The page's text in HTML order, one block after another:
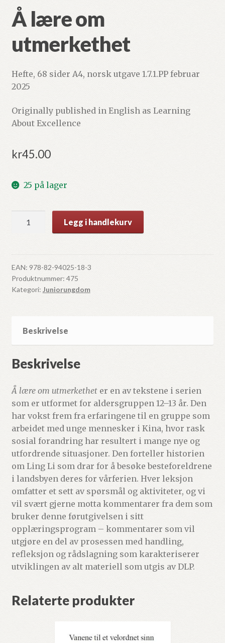
Å lære om
utmerkethet
Hefte, 68 sider A4, norsk utgave 1.7.1.PP februar
2025
Originally published in English as Learning
About Excellence
kr45.00
25 på lager
utmerkethet
antall
Legg i handlekurv
EAN: 978-82-94025-18-3
Produktnummer: 475
Kategori: Juniorungdom
Beskrivelse
Beskrivelse
Å lære om utmerketheter en av tekstene i serien
som er utformet for aldersgruppen 12–13 år. Den
har vokst frem fra erfaringene til en gruppe som
arbeidet med unge mennesker i Kina, hvor rask
sosial forandring har resultert i mange nye og
utfordrende situasjoner. Den forteller historien
om Ling Li som drar for å besøke besteforeldrene
i landsbyen deres for vårferien. Hver leksjon
omfatter et sett av spørsmål og aktiviteter, og vi
vil svært gjerne motta kommentarer fra dem som
bruker denne førutgivelsen i sitt
opplæringsprogram – kommentarer som vil
utgjøre en del av prosessen med handling,
refleksjon og rådslagning som karakteriserer
utviklingen av alt materiell som utgis av DLP.
Relaterte produkter